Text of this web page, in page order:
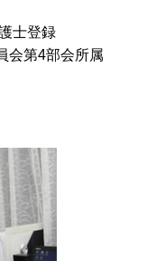
士登録
会第4部会所属